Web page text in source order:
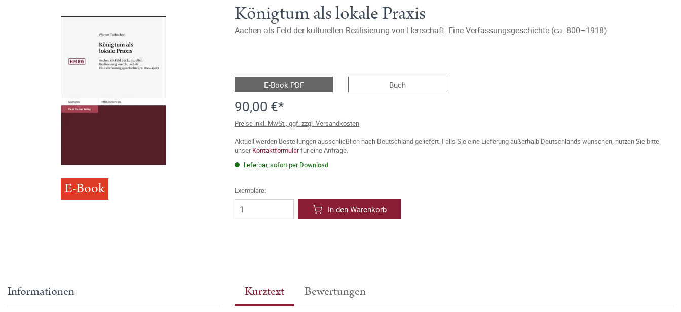
E-Book
Königtum als lokale Praxis
Aachen als Feld der kulturellen Realisierung von Herrschaft. Eine Verfassungsgeschichte (ca. 800–1918)
E-Book PDF Buch
90,00 €*
Preise inkl. MwSt., ggf. zzgl. Versandkosten
Aktuell werden Bestellungen ausschließlich nach Deutschland geliefert. Falls Sie eine Lieferung außerhalb Deutschlands wünschen, nutzen Sie bitte
unserKontaktformularfür eine Anfrage.
lieferbar, sofort per Download
Exemplare:
In den Warenkorb
Kurztext Bewertungen
Informationen